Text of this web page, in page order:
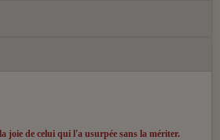
joie de celui qui l'a usurpée sans la mériter.